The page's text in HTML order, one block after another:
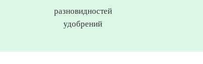
разновидностей
удобрений